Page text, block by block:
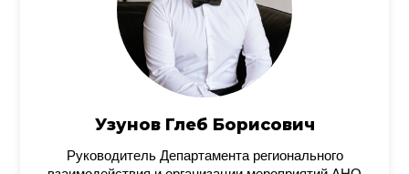
Узунов Глеб Борисович
Руководитель Департамента регионального